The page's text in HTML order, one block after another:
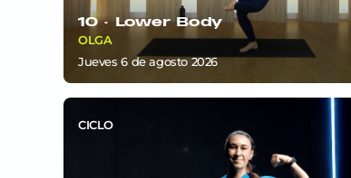
10 ·Lower Body
OLGA
jueves 6deagosto 2026
CICLO